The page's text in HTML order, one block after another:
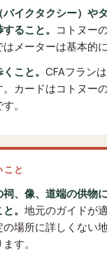
イクタクシー）や
ること。 コトヌー
メーターは基本的
こと。 CFAフラン
カードはコトヌー
。
と
、像、道端の供物
。 地元のガイドが
場所に詳しくない
す。